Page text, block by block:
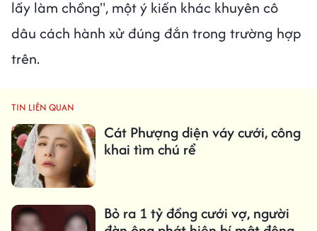
lấy làm chồng", một ý kiến khác khuyên cô
dâu cách hành xử đúng đắn trong trường hợp
trên.
TIN LIÊN QUAN
Cát Phượng diện váy cưới, công
khai tìm chú rể
Bỏ ra 1 tỷ đồng cưới vợ, người